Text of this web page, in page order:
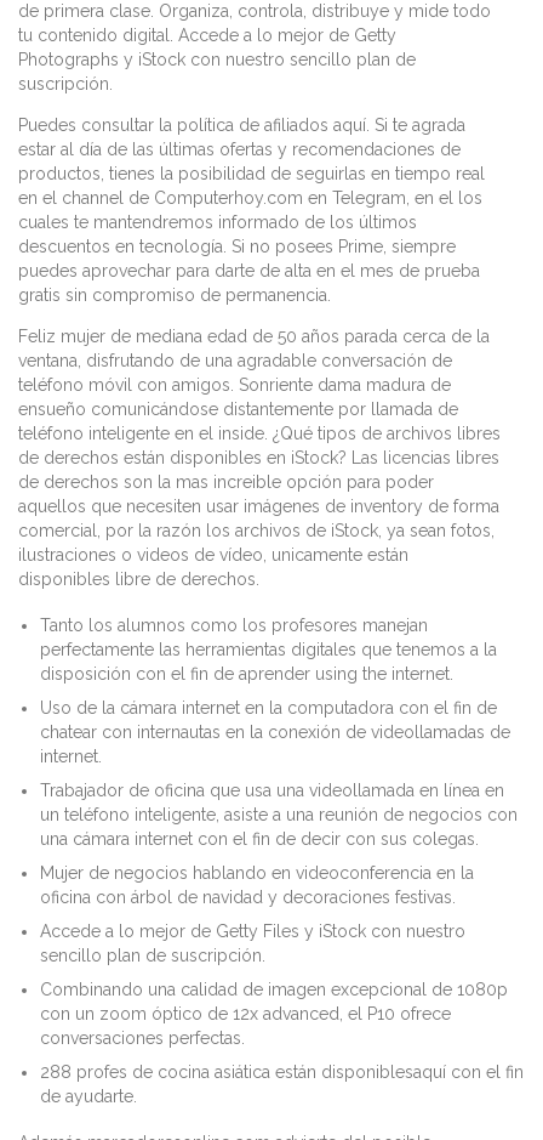
de primera clase. Organiza, controla, distribuye y mide todo
tu contenido digital. Accede a lo mejor de Getty
Photographs y iStock con nuestro sencillo plan de
suscripción.
Puedes consultar la política de afiliados aquí. Si te agrada
estar al día de las últimas ofertas y recomendaciones de
productos, tienes la posibilidad de seguirlas en tiempo real
en el channel de Computerhoy.com en Telegram, en el los
cuales te mantendremos informado de los últimos
descuentos en tecnología. Si no posees Prime, siempre
puedes aprovechar para darte de alta en el mes de prueba
gratis sin compromiso de permanencia.
Feliz mujer de mediana edad de 50 años parada cerca de la
ventana, disfrutando de una agradable conversación de
teléfono móvil con amigos. Sonriente dama madura de
ensueño comunicándose distantemente por llamada de
teléfono inteligente en el inside. ¿Qué tipos de archivos libres
de derechos están disponibles en iStock? Las licencias libres
de derechos son la mas increible opción para poder
aquellos que necesiten usar imágenes de inventory de forma
comercial, por la razón los archivos de iStock, ya sean fotos,
ilustraciones o videos de vídeo, unicamente están
disponibles libre de derechos.
Tanto los alumnos como los profesores manejan
perfectamente las herramientas digitales que tenemos a la
disposición con el fin de aprender using the internet.
Uso de la cámara internet en la computadora con el fin de
chatear con internautas en la conexión de videollamadas de
internet.
Trabajador de oficina que usa una videollamada en línea en
un teléfono inteligente, asiste a una reunión de negocios con
una cámara internet con el fin de decir con sus colegas.
Mujer de negocios hablando en videoconferencia en la
oficina con árbol de navidad y decoraciones festivas.
Accede a lo mejor de Getty Files y iStock con nuestro
sencillo plan de suscripción.
Combinando una calidad de imagen excepcional de 1080p
con un zoom óptico de 12x advanced, el P10 ofrece
conversaciones perfectas.
288 profes de cocina asiática están disponiblesaquí con el fin
de ayudarte.